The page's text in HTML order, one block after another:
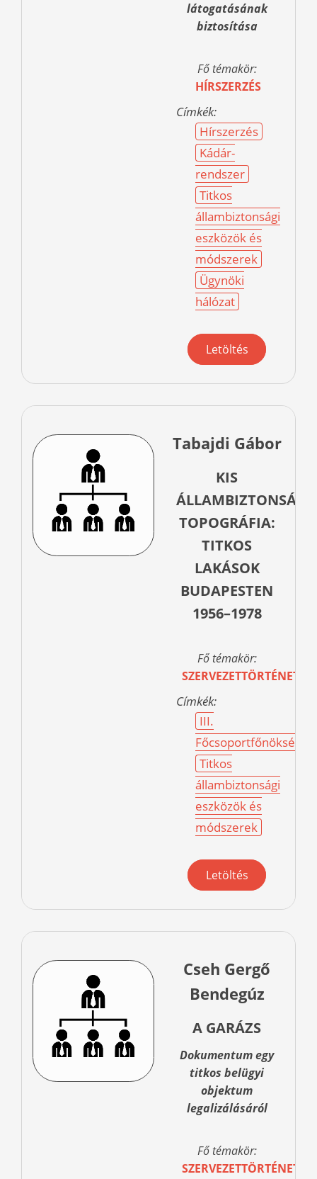
látogatásának
biztosítása
Fő témakör:
HÍRSZERZÉS
Címkék:
Hírszerzés
Kádár-
rendszer
Titkos
állambiztonsági
eszközök és
módszerek
Ügynöki
hálózat
Letöltés
Tabajdi Gábor
KIS
ÁLLAMBIZTONSÁGI
TOPOGRÁFIA:
TITKOS
LAKÁSOK
BUDAPESTEN
1956–1978
Fő témakör:
SZERVEZETTÖRTÉNET
Címkék:
III.
Főcsoportfőnökség
Titkos
állambiztonsági
eszközök és
módszerek
Letöltés
Cseh Gergő
Bendegúz
A GARÁZS
Dokumentum egy
titkos belügyi
objektum
legalizálásáról
Fő témakör:
SZERVEZETTÖRTÉNET